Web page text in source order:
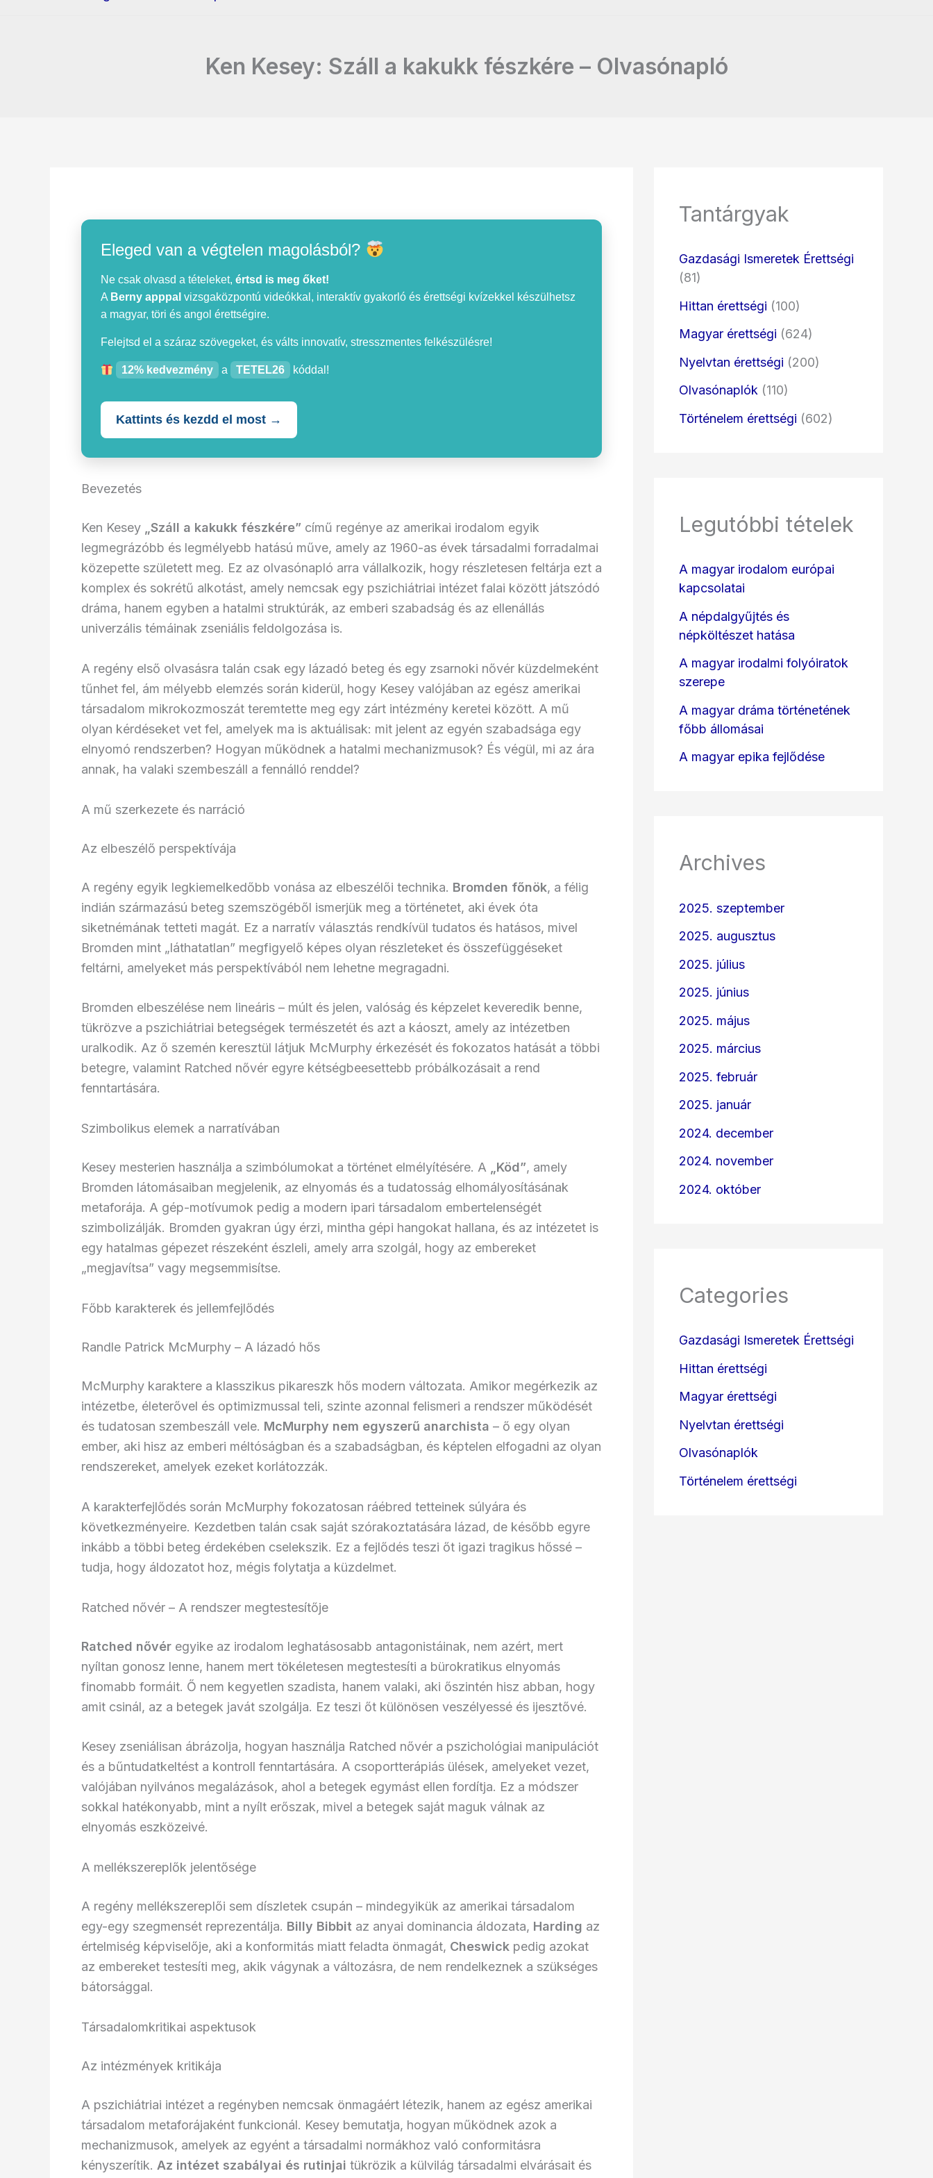
Ken Kesey: Száll a kakukk fészkére – Olvasónapló
Eleged van a végtelen magolásból?
Ne csak olvasd a tételeket, értsd is meg őket!
A Berny apppal vizsgaközpontú videókkal, interaktív gyakorló és érettségi kvízekkel készülhetsz
a magyar, töri és angol érettségire.
Felejtsd el a száraz szövegeket, és válts innovatív, stresszmentes felkészülésre!
12% kedvezmény a TETEL26 kóddal!
Kattints és kezdd el most →
Bevezetés
Ken Kesey „Száll a kakukk fészkére” című regénye az amerikai irodalom egyik
legmegrázóbb és legmélyebb hatású műve, amely az 1960-as évek társadalmi forradalmai
közepette született meg. Ez az olvasónapló arra vállalkozik, hogy részletesen feltárja ezt a
komplex és sokrétű alkotást, amely nemcsak egy pszichiátriai intézet falai között játszódó
dráma, hanem egyben a hatalmi struktúrák, az emberi szabadság és az ellenállás
univerzális témáinak zseniális feldolgozása is.
A regény első olvasásra talán csak egy lázadó beteg és egy zsarnoki nővér küzdelmeként
tűnhet fel, ám mélyebb elemzés során kiderül, hogy Kesey valójában az egész amerikai
társadalom mikrokozmoszát teremtette meg egy zárt intézmény keretei között. A mű
olyan kérdéseket vet fel, amelyek ma is aktuálisak: mit jelent az egyén szabadsága egy
elnyomó rendszerben? Hogyan működnek a hatalmi mechanizmusok? És végül, mi az ára
annak, ha valaki szembeszáll a fennálló renddel?
A mű szerkezete és narráció
Az elbeszélő perspektívája
A regény egyik legkiemelkedőbb vonása az elbeszélői technika. Bromden főnök, a félig
indián származású beteg szemszögéből ismerjük meg a történetet, aki évek óta
siketnémának tetteti magát. Ez a narratív választás rendkívül tudatos és hatásos, mivel
Bromden mint „láthatatlan” megfigyelő képes olyan részleteket és összefüggéseket
feltárni, amelyeket más perspektívából nem lehetne megragadni.
Bromden elbeszélése nem lineáris – múlt és jelen, valóság és képzelet keveredik benne,
tükrözve a pszichiátriai betegségek természetét és azt a káoszt, amely az intézetben
uralkodik. Az ő szemén keresztül látjuk McMurphy érkezését és fokozatos hatását a többi
betegre, valamint Ratched nővér egyre kétségbeesettebb próbálkozásait a rend
fenntartására.
Szimbolikus elemek a narratívában
Kesey mesterien használja a szimbólumokat a történet elmélyítésére. A „Köd”, amely
Bromden látomásaiban megjelenik, az elnyomás és a tudatosság elhomályosításának
metaforája. A gép-motívumok pedig a modern ipari társadalom embertelenségét
szimbolizálják. Bromden gyakran úgy érzi, mintha gépi hangokat hallana, és az intézetet is
egy hatalmas gépezet részeként észleli, amely arra szolgál, hogy az embereket
„megjavítsa” vagy megsemmisítse.
Főbb karakterek és jellemfejlődés
Randle Patrick McMurphy – A lázadó hős
McMurphy karaktere a klasszikus pikareszk hős modern változata. Amikor megérkezik az
intézetbe, életerővel és optimizmussal teli, szinte azonnal felismeri a rendszer működését
és tudatosan szembeszáll vele. McMurphy nem egyszerű anarchista – ő egy olyan
ember, aki hisz az emberi méltóságban és a szabadságban, és képtelen elfogadni az olyan
rendszereket, amelyek ezeket korlátozzák.
A karakterfejlődés során McMurphy fokozatosan ráébred tetteinek súlyára és
következményeire. Kezdetben talán csak saját szórakoztatására lázad, de később egyre
inkább a többi beteg érdekében cselekszik. Ez a fejlődés teszi őt igazi tragikus hőssé –
tudja, hogy áldozatot hoz, mégis folytatja a küzdelmet.
Ratched nővér – A rendszer megtestesítője
Ratched nővér egyike az irodalom leghatásosabb antagonistáinak, nem azért, mert
nyíltan gonosz lenne, hanem mert tökéletesen megtestesíti a bürokratikus elnyomás
finomabb formáit. Ő nem kegyetlen szadista, hanem valaki, aki őszintén hisz abban, hogy
amit csinál, az a betegek javát szolgálja. Ez teszi őt különösen veszélyessé és ijesztővé.
Kesey zseniálisan ábrázolja, hogyan használja Ratched nővér a pszichológiai manipulációt
és a bűntudatkeltést a kontroll fenntartására. A csoportterápiás ülések, amelyeket vezet,
valójában nyilvános megalázások, ahol a betegek egymást ellen fordítja. Ez a módszer
sokkal hatékonyabb, mint a nyílt erőszak, mivel a betegek saját maguk válnak az
elnyomás eszközeivé.
A mellékszereplők jelentősége
A regény mellékszereplői sem díszletek csupán – mindegyikük az amerikai társadalom
egy-egy szegmensét reprezentálja. Billy Bibbit az anyai dominancia áldozata, Harding az
értelmiség képviselője, aki a konformitás miatt feladta önmagát, Cheswick pedig azokat
az embereket testesíti meg, akik vágynak a változásra, de nem rendelkeznek a szükséges
bátorsággal.
Társadalomkritikai aspektusok
Az intézmények kritikája
A pszichiátriai intézet a regényben nemcsak önmagáért létezik, hanem az egész amerikai
társadalom metaforájaként funkcionál. Kesey bemutatja, hogyan működnek azok a
mechanizmusok, amelyek az egyént a társadalmi normákhoz való conformitásra
kényszerítik. Az intézet szabályai és rutinjai tükrözik a külvilág társadalmi elvárásait és
Tantárgyak
Gazdasági Ismeretek Érettségi
(81)
Hittan érettségi (100)
Magyar érettségi (624)
Nyelvtan érettségi (200)
Olvasónaplók (110)
Történelem érettségi (602)
Legutóbbi tételek
A magyar irodalom európai
kapcsolatai
A népdalgyűjtés és
népköltészet hatása
A magyar irodalmi folyóiratok
szerepe
A magyar dráma történetének
főbb állomásai
A magyar epika fejlődése
Archives
2025. szeptember
2025. augusztus
2025. július
2025. június
2025. május
2025. március
2025. február
2025. január
2024. december
2024. november
2024. október
Categories
Gazdasági Ismeretek Érettségi
Hittan érettségi
Magyar érettségi
Nyelvtan érettségi
Olvasónaplók
Történelem érettségi